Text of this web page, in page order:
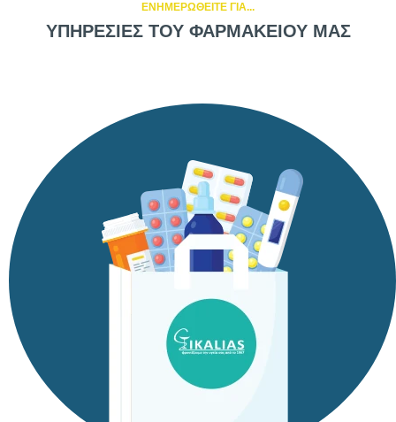
ΕΝΗΜΕΡΩΘΕΙΤΕ ΓΙΑ...
ΥΠΗΡΕΣΙΕΣ ΤΟΥ ΦΑΡΜΑΚΕΙΟΥ ΜΑΣ